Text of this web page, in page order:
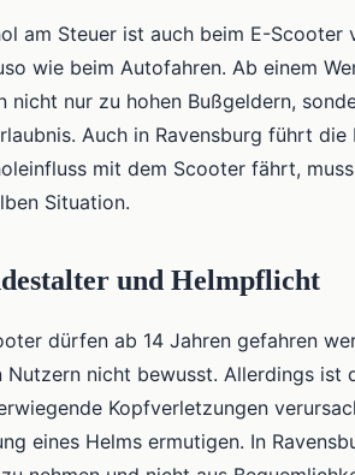
am Steuer ist auch beim E-
wie beim Autofahren. Ab einem
nicht nur zu hohen Bußgeldern,
Auch in Ravensburg führt
mit dem Scooter fährt,
Situation.
und Helmpflicht
dürfen ab 14 Jahren gefahren
Nutzern nicht bewusst. Allerdings ist
Kopfverletzungen
eines Helms ermutigen. In